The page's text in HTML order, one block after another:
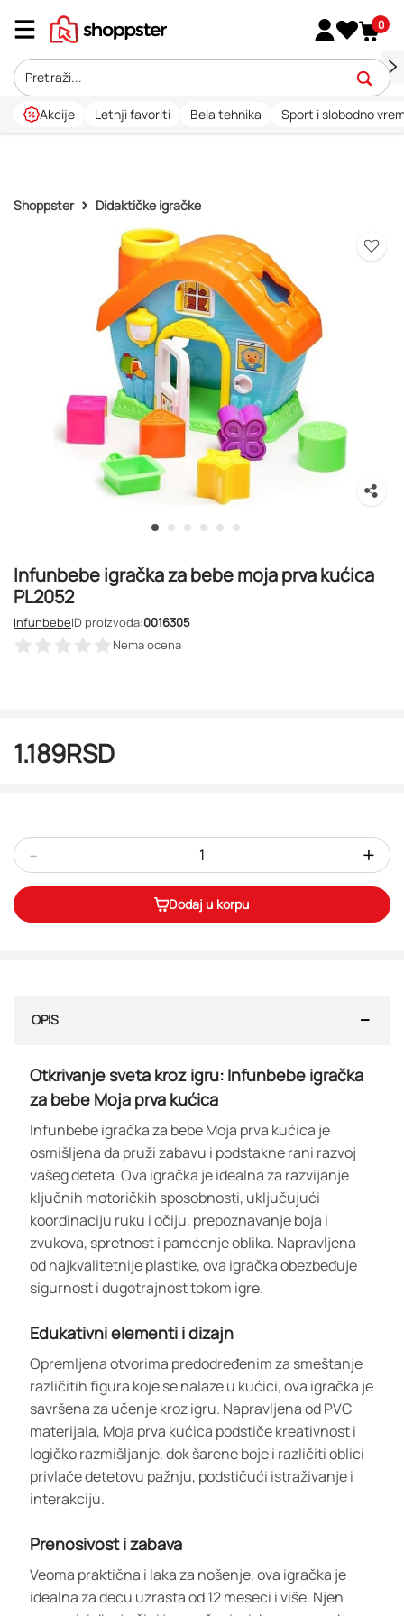
0
Akcije Letnji favoriti Bela tehnika Sport i slobodno
Shoppster Didaktičke igračke
Infunbebe igračka za bebe moja prva kućica
PL2052
InfunbebeID proizvoda:0016305
Nema ocena
1.189RSD
- +
Dodaj u korpu
OPIS
Otkrivanje sveta kroz igru: Infunbebe igračka
za bebe Moja prva kućica
Infunbebe igračka za bebe Moja prva kućica je
osmišljena da pruži zabavu i podstakne rani razvoj
vašeg deteta. Ova igračka je idealna za razvijanje
ključnih motoričkih sposobnosti, uključujući
koordinaciju ruku i očiju, prepoznavanje boja i
zvukova, spretnost i pamćenje oblika. Napravljena
od najkvalitetnije plastike, ova igračka obezbeđuje
sigurnost i dugotrajnost tokom igre.
Edukativni elementi i dizajn
Opremljena otvorima predodređenim za smeštanje
različitih figura koje se nalaze u kućici, ova igračka je
savršena za učenje kroz igru. Napravljena od PVC
materijala, Moja prva kućica podstiče kreativnost i
logičko razmišljanje, dok šarene boje i različiti oblici
privlače detetovu pažnju, podstičući istraživanje i
interakciju.
Prenosivost i zabava
Veoma praktična i laka za nošenje, ova igračka je
idealna za decu uzrasta od 12 meseci i više. Njen